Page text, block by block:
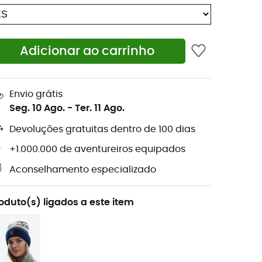
Adicionar ao carrinho
Envio grátis
Seg. 10 Ago. - Ter. 11 Ago.
Devoluções gratuitas dentro de 100 dias
+1.000.000 de aventureiros equipados
Aconselhamento especializado
ligados a este item